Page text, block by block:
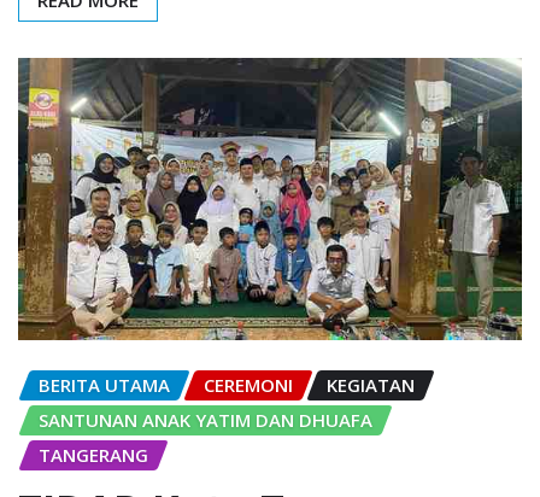
BERITA UTAMA CEREMONI
KEGIATAN
SANTUNAN ANAK YATIM DAN DHUAFA
TANGERANG